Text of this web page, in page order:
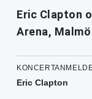
Eric Clapton
Arena, Malmö
Eric Clapton